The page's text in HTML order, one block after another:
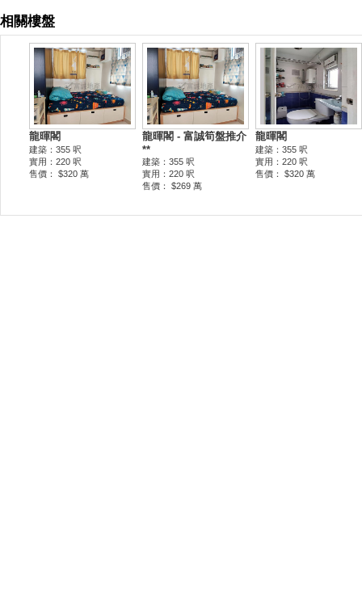
相關樓盤
龍暉閣
建築：355 呎
實用：220 呎
售價： $320 萬
龍暉閣 - 富誠筍盤推介
**
建築：355 呎
實用：220 呎
售價： $269 萬
龍暉閣
建築：355 呎
實用：220 呎
售價： $320 萬